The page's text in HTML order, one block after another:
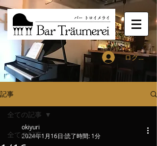
ログイン
記事
全ての記事
全ての記事
okiyuri
2024年1月16日 読了時間: 1分